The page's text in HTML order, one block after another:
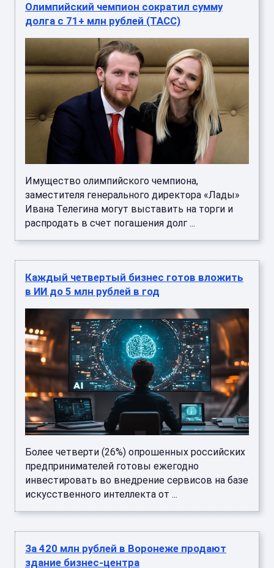
Олимпийский чемпион сократил сумму
долга с 71+ млн рублей (ТАСС)
Имущество олимпийского чемпиона,
заместителя генерального директора «Лады»
Ивана Телегина могут выставить на торги и
распродать в счет погашения долг ...
Каждый четвертый бизнес готов вложить
в ИИ до 5 млн рублей в год
Более четверти (26%) опрошенных российских
предпринимателей готовы ежегодно
инвестировать во внедрение сервисов на базе
искусственного интеллекта от ...
За 420 млн рублей в Воронеже продают
здание бизнес-центра